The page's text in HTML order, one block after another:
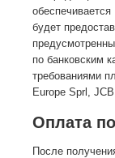
будет
по банковским
требованиями
Europe Sprl,
Оплата
После